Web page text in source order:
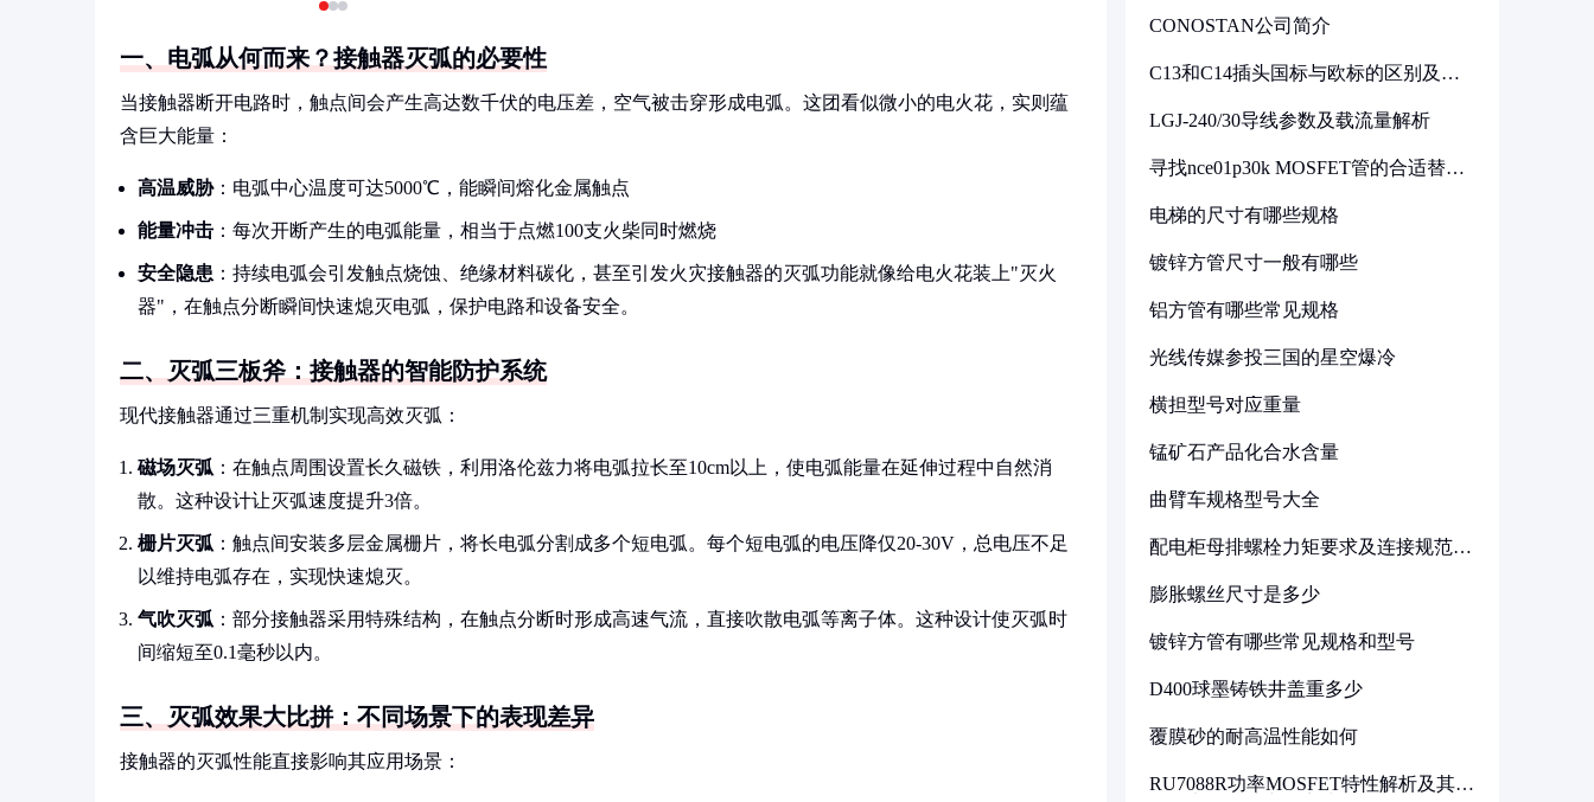
一、电弧从何而来？接触器灭弧的必要性
当接触器断开电路时，触点间会产生高达数千伏的电压差，空气被击穿形成电弧。这团看似微小的电火花，实则蕴
含巨大能量：
高温威胁：电弧中心温度可达5000℃，能瞬间熔化金属触点
能量冲击 ：每次开断产生的电弧能量，相当于点燃100支火柴同时燃烧
安全隐患 ：持续电弧会引发触点烧蚀、绝缘材料碳化，甚至引发火灾接触器的灭弧功能就像给电火花装上"灭火
器"，在触点分断瞬间快速熄灭电弧，保护电路和设备安全。
二、灭弧三板斧：接触器的智能防护系统
现代接触器通过三重机制实现高效灭弧：
磁场灭弧 ：在触点周围设置长久磁铁，利用洛伦兹力将电弧拉长至10cm以上，使电弧能量在延伸过程中自然消
散。这种设计让灭弧速度提升3倍。
栅片灭弧 ：触点间安装多层金属栅片，将长电弧分割成多个短电弧。每个短电弧的电压降仅20-30V，总电压不足
以维持电弧存在，实现快速熄灭。
气吹灭弧 ：部分接触器采用特殊结构，在触点分断时形成高速气流，直接吹散电弧等离子体。这种设计使灭弧时
间缩短至0.1毫秒以内。
三、灭弧效果大比拼：不同场景下的表现差异
接触器的灭弧性能直接影响其应用场景：
CONOSTAN公司简介
C13和C14插头国标与欧标的区别及其
LGJ-240/30导线参数及载流量解析
寻找nce01p30k MOSFET管的合适替代
电梯的尺寸有哪些规格
镀锌方管尺寸一般有哪些
铝方管有哪些常见规格
光线传媒参投三国的星空爆冷
横担型号对应重量
锰矿石产品化合水含量
曲臂车规格型号大全
配电柜母排螺栓力矩要求及连接规范详
膨胀螺丝尺寸是多少
镀锌方管有哪些常见规格和型号
D400球墨铸铁井盖重多少
覆膜砂的耐高温性能如何
RU7088R功率MOSFET特性解析及其在